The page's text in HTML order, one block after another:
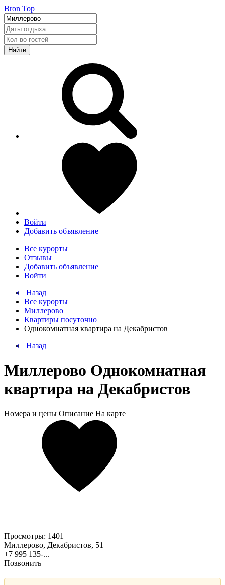
Bron Top
Найти
Войти
Добавить объявление
Все курорты
Отзывы
Добавить объявление
Войти
⃪ Назад
Все курорты
Миллерово
Квартиры посуточно
Однокомнатная квартира на Декабристов
⃪ Назад
Миллерово Однокомнатная
квартира на Декабристов
Номера и цены Описание На карте
Просмотры: 1401
Миллерово, Декабристов, 51
+7 995 135-...
Позвонить